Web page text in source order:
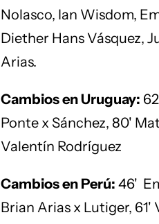
Nolasco, Ian Wisdom,
Diether Hans Vásquez,
Arias.
Cambios en Uruguay:
Ponte x Sánchez, 80'
Valentín Rodríguez
Cambios en Perú: 46'
Brian Arias x Lutiger,